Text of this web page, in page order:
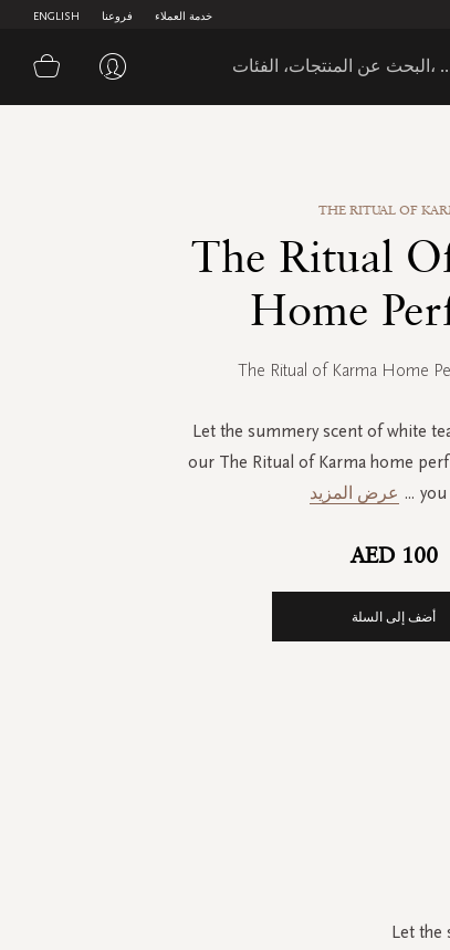
ENGLISH فروعنا خدمة العملاء
سلة
THE RITUAL OF
The Ritual
Home
The Ritual of Karma Home
Let the summery scent of white
our The Ritual of Karma home
... عرض المزيد
AED 100
أضف إلى السلة
Let the